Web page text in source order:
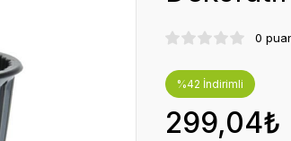
0
%42 İndirimli
299,04₺